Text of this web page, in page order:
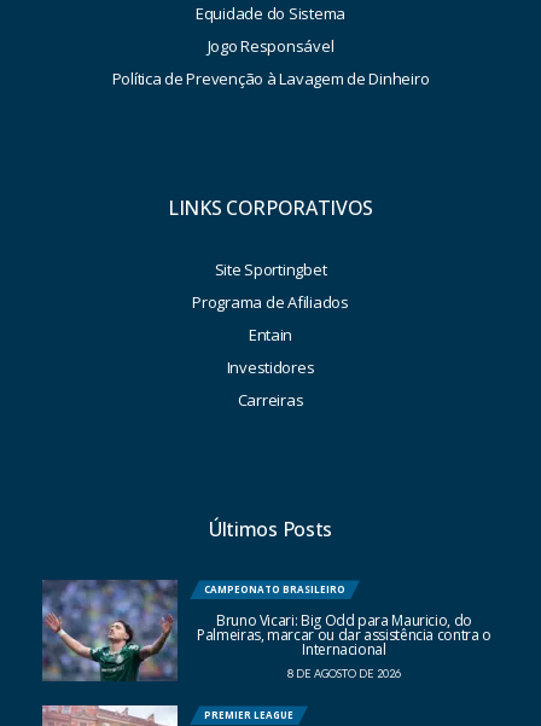
Equidade do Sistema
Jogo Responsável
Política de Prevenção à Lavagem de Dinheiro
LINKS CORPORATIVOS
Site Sportingbet
Programa de Afiliados
Entain
Investidores
Carreiras
Últimos Posts
CAMPEONATO BRASILEIRO
Bruno Vicari: Big Odd para Mauricio, do
Palmeiras, marcar ou dar assistência contra o
Internacional
8 DE AGOSTO DE 2026
PREMIER LEAGUE